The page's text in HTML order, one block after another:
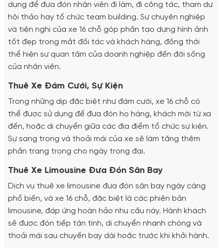
dụng để đưa đón nhân viên đi làm, đi công tác, tham dự
hội thảo hay tổ chức team building. Sự chuyên nghiệp
và tiện nghi của xe 16 chỗ góp phần tạo dựng hình ảnh
tốt đẹp trong mắt đối tác và khách hàng, đồng thời
thể hiện sự quan tâm của doanh nghiệp đến đời sống
của nhân viên.
Thuê Xe Đám Cưới, Sự Kiện
Trong những dịp đặc biệt như đám cưới, xe 16 chỗ có
thể được sử dụng để đưa đón họ hàng, khách mời từ xa
đến, hoặc di chuyển giữa các địa điểm tổ chức sự kiện.
Sự sang trọng và thoải mái của xe sẽ làm tăng thêm
phần trang trọng cho ngày trọng đại.
Thuê Xe Limousine Đưa Đón Sân Bay
Dịch vụ thuê xe limousine đưa đón sân bay ngày càng
phổ biến, và xe 16 chỗ, đặc biệt là các phiên bản
limousine, đáp ứng hoàn hảo nhu cầu này. Hành khách
sẽ được đón tiếp tận tình, di chuyển nhanh chóng và
thoải mái sau chuyến bay dài hoặc trước khi khởi hành.